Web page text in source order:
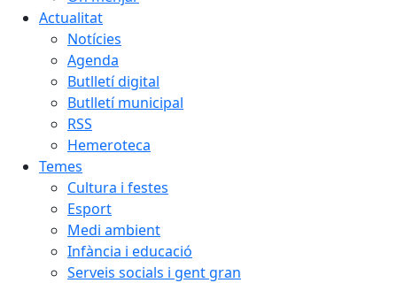
Actualitat
Notícies
Agenda
Butlletí digital
Butlletí municipal
RSS
Hemeroteca
Temes
Cultura i festes
Esport
Medi ambient
Infància i educació
Serveis socials i gent gran